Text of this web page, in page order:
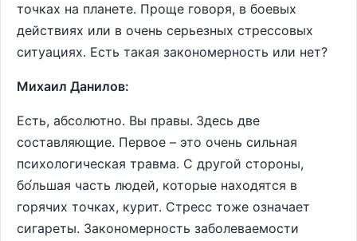
точках на планете. Проще говоря, в боевых
действиях или в очень серьезных стрессовых
ситуациях. Есть такая закономерность или нет?
Михаил Данилов:
Есть, абсолютно. Вы правы. Здесь две
составляющие. Первое – это очень сильная
психологическая травма. С другой стороны,
бо́льшая часть людей, которые находятся в
горячих точках, курит. Стресс тоже означает
сигареты. Закономерность заболеваемости